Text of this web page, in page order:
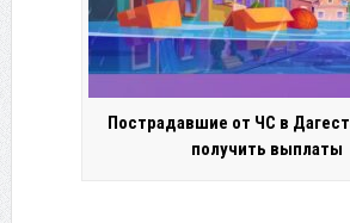
Пострадавшие от ЧС в
получить выплаты